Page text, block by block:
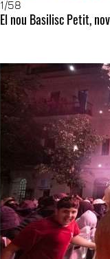
1/58
El nou Basilisc Petit,